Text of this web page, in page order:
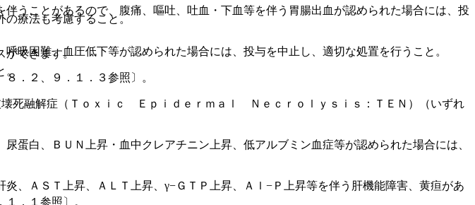
療法も考慮すること。
。
．１参照〕。
うことがあるので、腹痛、嘔吐、吐血・下血等を伴う胃腸出血が認められた場合には、投
困難、血圧低下等が認められた場合には、投与を中止し、適切な処置を行うこと。
．２、９．１．３参照〕。
死融解症（Ｔｏｘｉｃ Ｅｐｉｄｅｒｍａｌ Ｎｅｃｒｏｌｙｓｉｓ：ＴＥＮ）（いずれ
白、ＢＵＮ上昇・血中クレアチニン上昇、低アルブミン血症等が認められた場合には、
、ＡＳＴ上昇、ＡＬＴ上昇、γ−ＧＴＰ上昇、Ａｌ−Ｐ上昇等を伴う肝機能障害、黄疸があ
ができます。